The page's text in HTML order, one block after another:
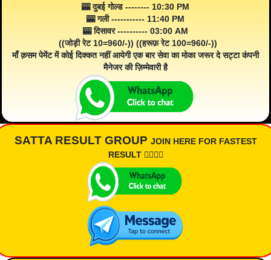
🎰 दुबई गोल्ड -------- 10:30 PM
🎰 गली ----------- 11:40 PM
🎰 दिसावर ---------- 03:00 AM
((जोड़ी रेट 10=960/-)) ((हरूफ़ रेट 100=960/-))
माँ क़सम पेमेंट में कोई दिक्कत नहीं आयेगी एक बार सेवा का मोका जरूर दे सट्टा कंपनी
मैनेजर की ज़िम्मेवारी है
SATTA RESULT GROUP JOIN HERE FOR FASTEST
RESULT 👇🏾👇🏾